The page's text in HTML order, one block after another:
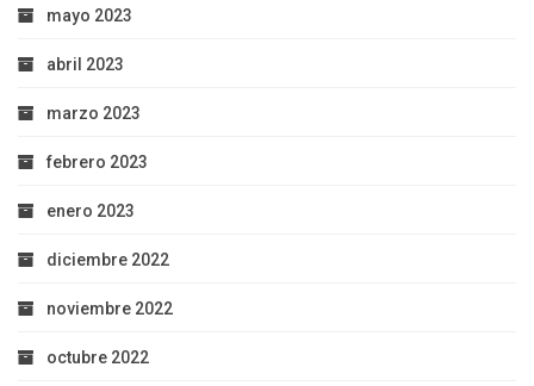
mayo 2023
abril 2023
marzo 2023
febrero 2023
enero 2023
diciembre 2022
noviembre 2022
octubre 2022